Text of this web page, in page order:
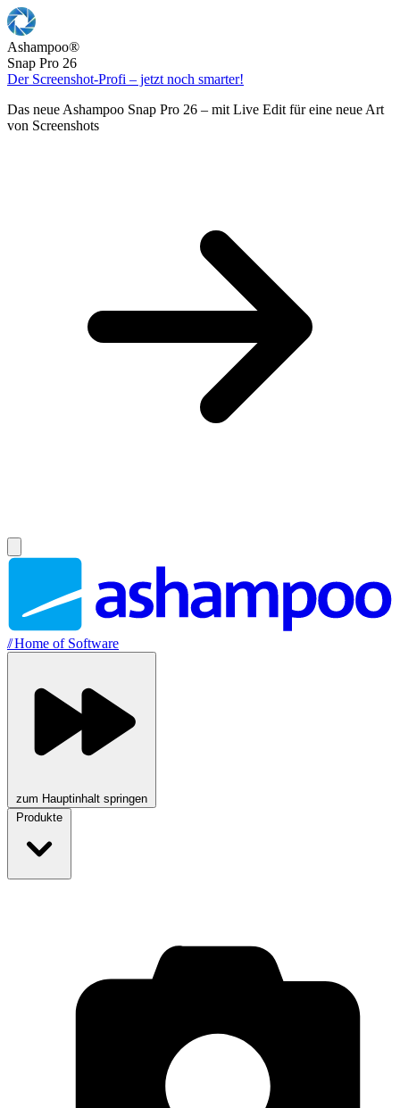
Ashampoo®
Snap Pro 26
Der Screenshot-Profi – jetzt noch smarter!
Das neue Ashampoo Snap Pro 26 – mit Live Edit für eine neue Art
von Screenshots
//Home of Software
zum Hauptinhalt springen
Produkte